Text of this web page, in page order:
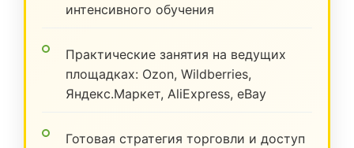
интенсивного обучения
Практические занятия на ведущих
площадках: Ozon, Wildberries,
Яндекс.Маркет, AliExpress, eBay
Готовая стратегия торговли и доступ